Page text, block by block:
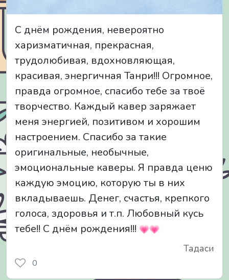
С днём рождения, невероятно
харизматичная, прекрасная,
трудолюбивая, вдохновляющая,
красивая, энергичная Танри!!! Огромное,
правда огромное, спасибо тебе за твоё
творчество. Каждый кавер заряжает
меня энергией, позитивом и хорошим
настроением. Спасибо за такие
оригинальные, необычные,
эмоциональные каверы. Я правда ценю
каждую эмоцию, которую ты в них
вкладываешь. Денег, счастья, крепкого
голоса, здоровья и т.п. Любовный кусь
тебе!! С днём рождения!!!
Тадаси
0